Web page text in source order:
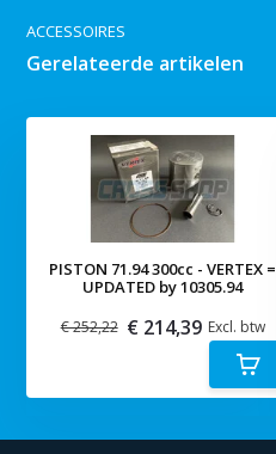
ACCESSOIRES
Gerelateerde artikelen
PISTON 71.94 300cc - VERTEX =
UPDATED by 10305.94
€ 252,22 € 214,39 Excl. btw